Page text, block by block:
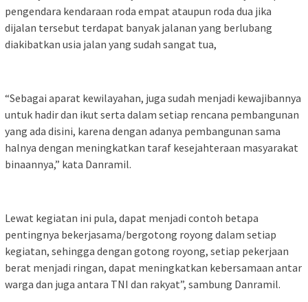
pengendara kendaraan roda empat ataupun roda dua jika
dijalan tersebut terdapat banyak jalanan yang berlubang
diakibatkan usia jalan yang sudah sangat tua,
“Sebagai aparat kewilayahan, juga sudah menjadi kewajibannya
untuk hadir dan ikut serta dalam setiap rencana pembangunan
yang ada disini, karena dengan adanya pembangunan sama
halnya dengan meningkatkan taraf kesejahteraan masyarakat
binaannya,” kata Danramil.
Lewat kegiatan ini pula, dapat menjadi contoh betapa
pentingnya bekerjasama/bergotong royong dalam setiap
kegiatan, sehingga dengan gotong royong, setiap pekerjaan
berat menjadi ringan, dapat meningkatkan kebersamaan antar
warga dan juga antara TNI dan rakyat”, sambung Danramil.